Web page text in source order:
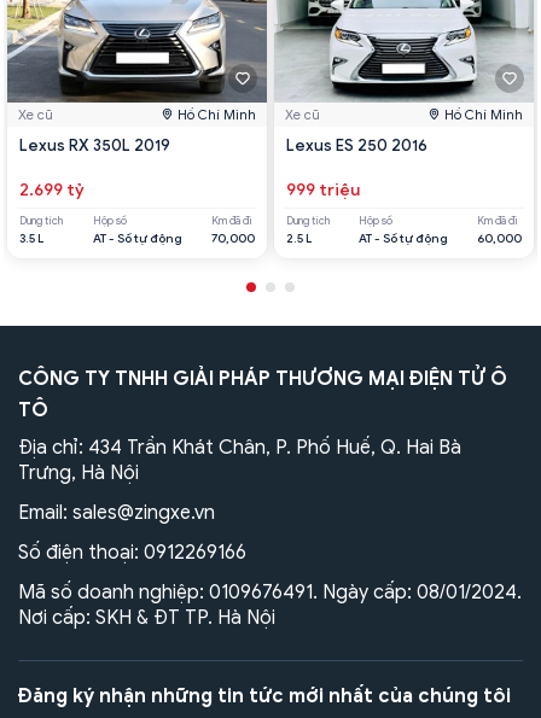
Xe cũ Hồ Chí Minh
Lexus RX 350L 2019
2.699 tỷ
Dung tích
3.5 L
Hộp số
AT - Số tự động
Km đã đi
70,000
Xe cũ Hồ Chí Minh
Lexus ES 250 2016
999 triệu
Dung tích
2.5 L
Hộp số
AT - Số tự động
Km đã đi
60,000
CÔNG TY TNHH GIẢI PHÁP THƯƠNG MẠI ĐIỆN TỬ Ô
TÔ
Địa chỉ: 434 Trần Khát Chân, P. Phố Huế, Q. Hai Bà
Trưng, Hà Nội
Email: sales@zingxe.vn
Số điện thoại: 0912269166
Mã số doanh nghiệp: 0109676491. Ngày cấp: 08/01/2024.
Nơi cấp: SKH & ĐT TP. Hà Nội
Đăng ký nhận những tin tức mới nhất của chúng tôi